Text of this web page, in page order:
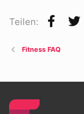
Teilen:
Fitness FAQ